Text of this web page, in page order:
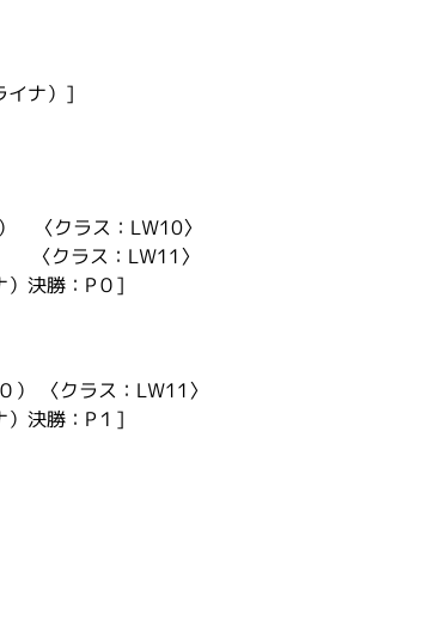
イナ）]
〈クラス：LW10〉
〈クラス：LW11〉
）決勝：P０]
〈クラス：LW11〉
）決勝：P１]